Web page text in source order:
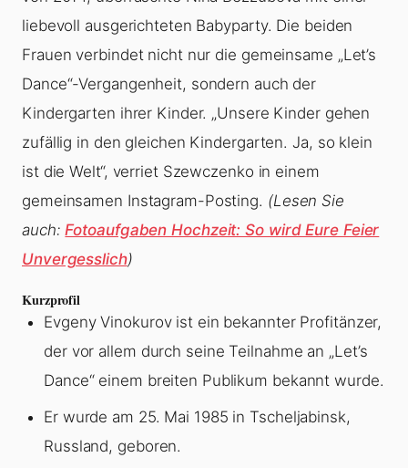
liebevoll ausgerichteten Babyparty. Die beiden
Frauen verbindet nicht nur die gemeinsame „Let’s
Dance“-Vergangenheit, sondern auch der
Kindergarten ihrer Kinder. „Unsere Kinder gehen
zufällig in den gleichen Kindergarten. Ja, so klein
ist die Welt“, verriet Szewczenko in einem
gemeinsamen Instagram-Posting. (Lesen Sie
auch:Fotoaufgaben Hochzeit: So wird Eure Feier
Unvergesslich)
Kurzprofil
Evgeny Vinokurov ist ein bekannter Profitänzer,
der vor allem durch seine Teilnahme an „Let’s
Dance“ einem breiten Publikum bekannt wurde.
Er wurde am 25. Mai 1985 in Tscheljabinsk,
Russland, geboren.